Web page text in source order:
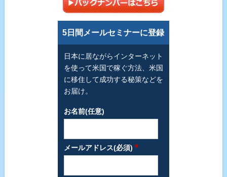
5日間メールセミナーに登録
日本に居ながらインターネット
を使って米国で稼ぐ方法、米国
に移住して成功する秘策などを
お届け。
お名前(任意)
メールアドレス(必須) *